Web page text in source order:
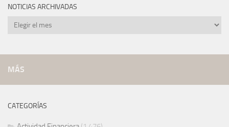
NOTICIAS ARCHIVADAS
Noticias
MÁS
CATEGORÍAS